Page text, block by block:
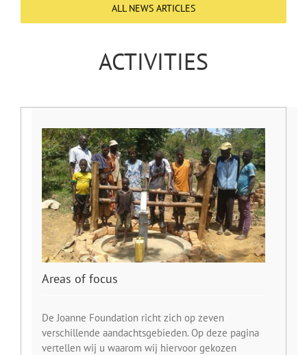
ALL NEWS ARTICLES
ACTIVITIES
Areas of focus
De Joanne Foundation richt zich op zeven
verschillende aandachtsgebieden. Op deze pagina
vertellen wij u waarom wij hiervoor gekozen